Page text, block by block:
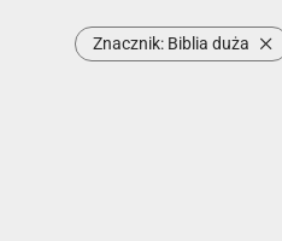
Znacznik: Biblia duża